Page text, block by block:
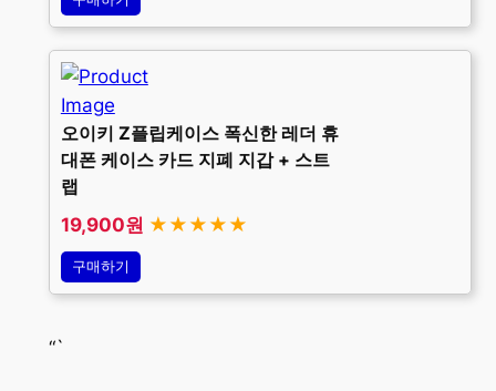
오이키 Z플립케이스 폭신한 레더 휴
대폰 케이스 카드 지폐 지갑 + 스트
랩
19,900원 ★★★★★
구매하기
“`